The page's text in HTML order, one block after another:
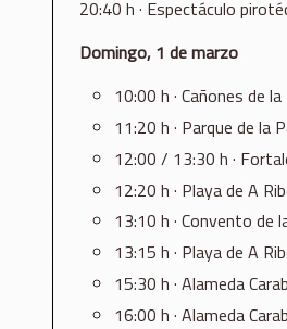
20:40 h · Espectáculo
Domingo, 1 de marzo
10:00 h · Cañones de
11:20 h · Parque de la
12:00 / 13:30 h ·
12:20 h · Playa de A
13:10 h · Convento de
13:15 h · Playa de A
15:30 h · Alameda
16:00 h · Alameda